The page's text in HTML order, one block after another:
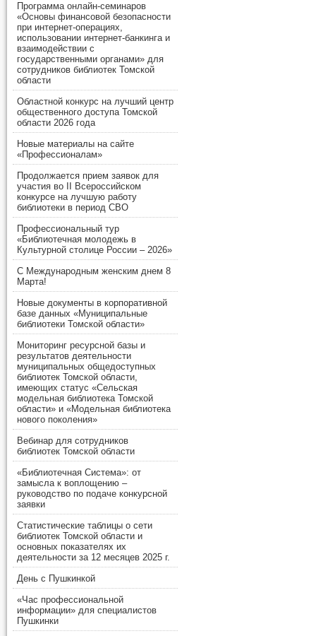
Программа онлайн-семинаров
«Основы финансовой безопасности
при интернет-операциях,
использовании интернет-банкинга и
взаимодействии с
государственными органами» для
сотрудников библиотек Томской
области
Областной конкурс на лучший центр
общественного доступа Томской
области 2026 года
Новые материалы на сайте
«Профессионалам»
Продолжается прием заявок для
участия во II Всероссийском
конкурсе на лучшую работу
библиотеки в период СВО
Профессиональный тур
«Библиотечная молодежь в
Культурной столице России – 2026»
С Международным женским днем 8
Марта!
Новые документы в корпоративной
базе данных «Муниципальные
библиотеки Томской области»
Мониторинг ресурсной базы и
результатов деятельности
муниципальных общедоступных
библиотек Томской области,
имеющих статус «Сельская
модельная библиотека Томской
области» и «Модельная библиотека
нового поколения»
Вебинар для сотрудников
библиотек Томской области
«Библиотечная Система»: от
замысла к воплощению –
руководство по подаче конкурсной
заявки
Статистические таблицы о сети
библиотек Томской области и
основных показателях их
деятельности за 12 месяцев 2025 г.
День с Пушкинкой
«Час профессиональной
информации» для специалистов
Пушкинки